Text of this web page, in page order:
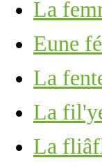
La
Eune
La
La
La